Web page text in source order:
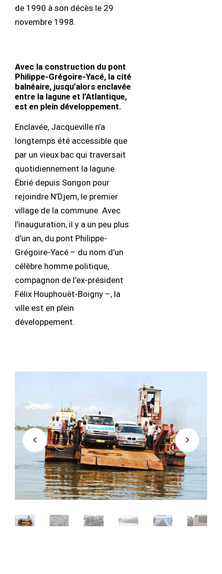
de 1990 à son décès le 29
novembre 1998.
Avec la construction du pont
Philippe-Grégoire-Yacé, la cité
balnéaire, jusqu’alors enclavée
entre la lagune et l’Atlantique,
est en plein développement.
Enclavée, Jacqueville n’a
longtemps été accessible que
par un vieux bac qui traversait
quotidiennement la lagune
Ébrié depuis Songon pour
rejoindre N’Djem, le premier
village de la commune. Avec
l’inauguration, il y a un peu plus
d’un an, du pont Philippe-
Grégoire-Yacé – du nom d’un
célèbre homme politique,
compagnon de l’ex-président
Félix Houphouët-Boigny –, la
ville est en plein
développement.